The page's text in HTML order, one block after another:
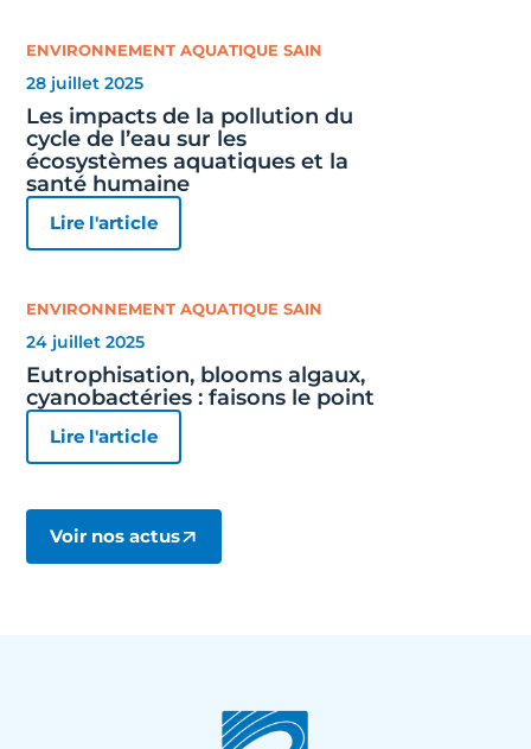
ENVIRONNEMENT AQUATIQUE SAIN
28 juillet 2025
Les impacts de la pollution du
cycle de l’eau sur les
écosystèmes aquatiques et la
santé humaine
Lire l'article
ENVIRONNEMENT AQUATIQUE SAIN
24 juillet 2025
Eutrophisation, blooms algaux,
cyanobactéries : faisons le point
Lire l'article
Voir nos actus